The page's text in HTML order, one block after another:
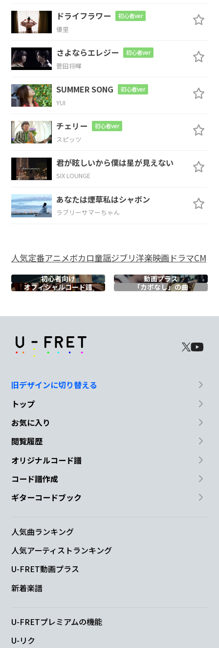
何が出 来るのだ
誰を生
C
きよう か な
みんな 儚
G/A A7
Dm7
しわしわに
F/G
萎れた花束
探して た
僕らを
C/E Dm7
内なる 花 を
ドライフラワー 初心者ver
優里
さよならエレジー 初心者ver
菅田将暉
SUMMER SONG 初心者ver
YUI
チェリー 初心者ver
スピッツ
君が眩しいから僕は星が見えない
SIX LOUNGE
あなたは煙草私はシャボン
ラブリーサマーちゃん
人気定番アニメボカロ童謡ジブリ洋楽映画ドラマCM
初心者向け
動画プラス
オフィシャルコード譜 「カポなし」の曲
旧デザインに切り替える
トップ
お気に入り
閲覧履歴
オリジナルコード譜
コード譜作成
ギターコードブック
人気曲ランキング
人気アーティストランキング
U-FRET動画プラス
新着楽譜
U-FRETプレミアムの機能
U-リク